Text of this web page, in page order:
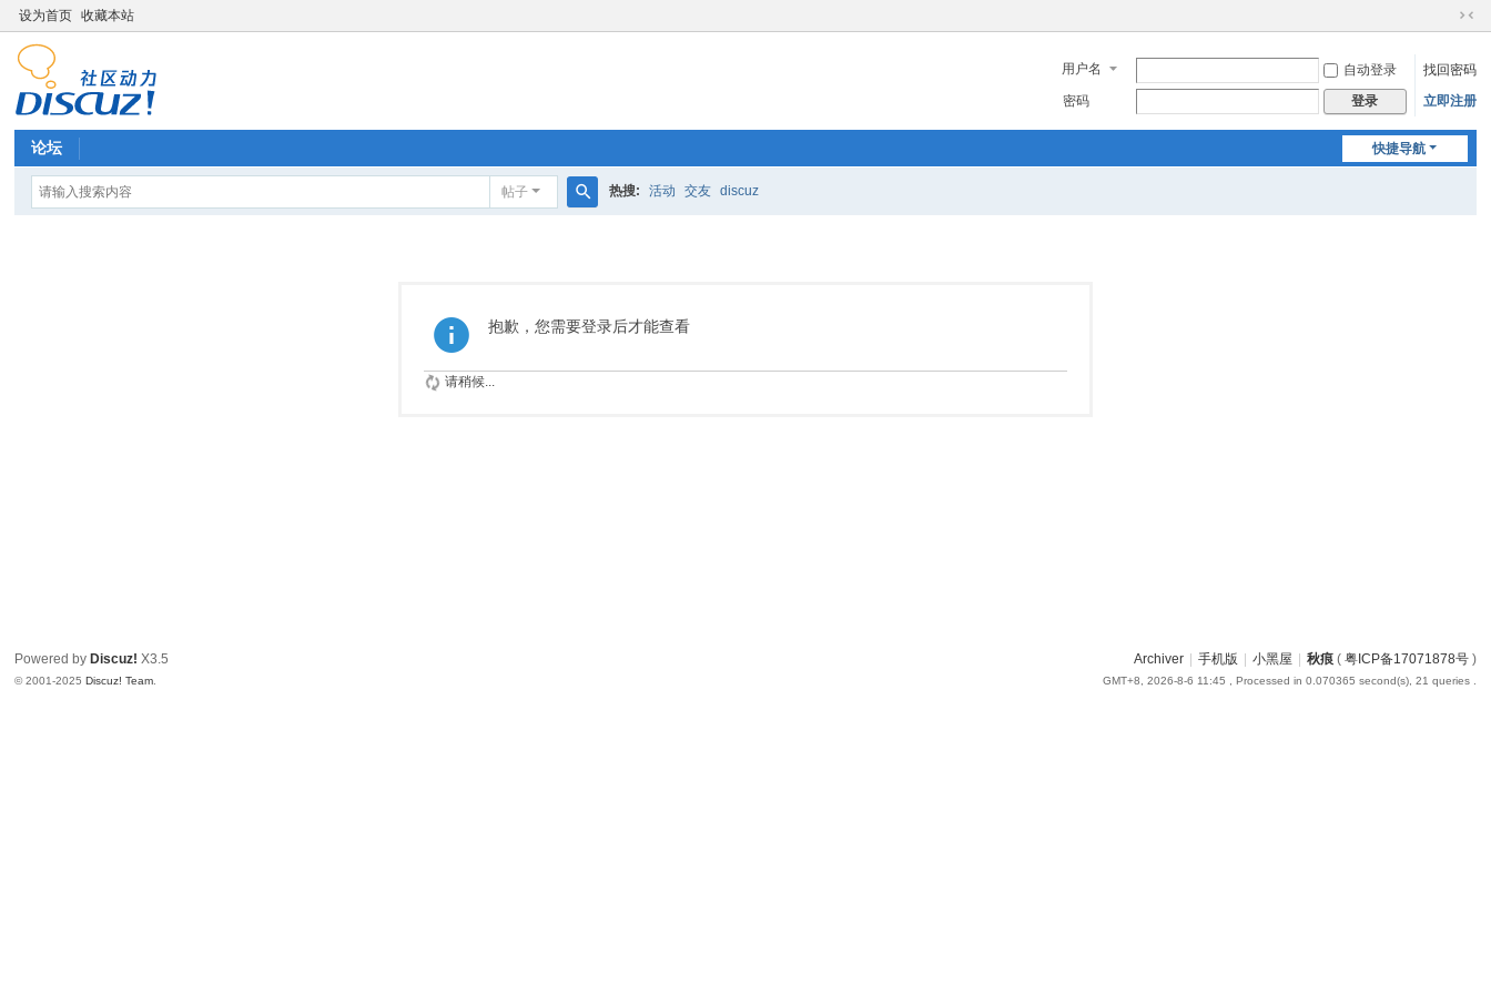
设为首页 收藏本站
切
到
窄
用户名 自动登录
找回密码
密码
登录 立即注册
快捷导航
论坛
帖子 热搜: 活动 交友 discuz
抱歉，您需要登录后才能查看
请稍候...
Archiver 手机版 小黑屋 秋痕( 粤ICP备17071878号 )
GMT+8, 2026-8-6 11:45 , Processed in 0.070365 second(s), 21 queries .
Powered by Discuz! X3.5
© 2001-2025Discuz! Team